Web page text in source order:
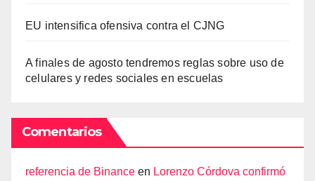
EU intensifica ofensiva contra el CJNG
A finales de agosto tendremos reglas sobre uso de
celulares y redes sociales en escuelas
Comentarios
referencia de Binance en Lorenzo Córdova confirmó